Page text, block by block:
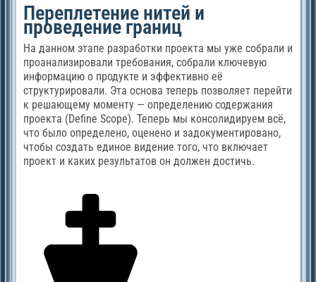
Переплетение нитей и
проведение границ
На данном этапе разработки проекта мы уже собрали и
проанализировали требования, собрали ключевую
информацию о продукте и эффективно её
структурировали. Эта основа теперь позволяет перейти
к решающему моменту — определению содержания
проекта (Define Scope). Теперь мы консолидируем всё,
что было определено, оценено и задокументировано,
чтобы создать единое видение того, что включает
проект и каких результатов он должен достичь.